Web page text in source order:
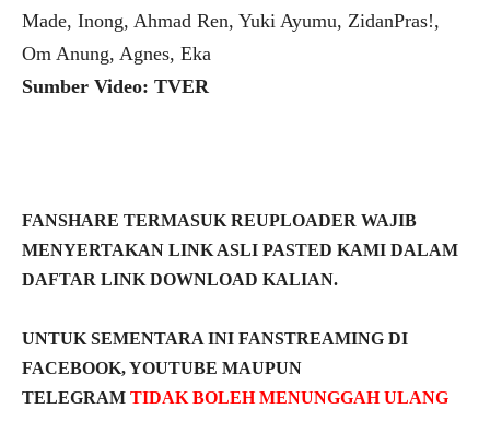
Made, Inong, Ahmad Ren, Yuki Ayumu, ZidanPras!,
Om Anung, Agnes, Eka
Sumber Video: TVER
FANSHARE TERMASUK REUPLOADER WAJIB
MENYERTAKAN LINK ASLI PASTED KAMI DALAM
DAFTAR LINK DOWNLOAD KALIAN.
UNTUK SEMENTARA INI FANSTREAMING DI
FACEBOOK, YOUTUBE MAUPUN
TELEGRAM TIDAK BOLEH MENUNGGAH ULANG